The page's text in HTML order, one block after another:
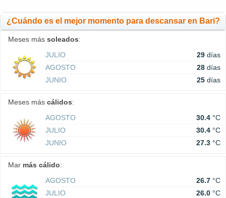
¿Cuándo es el mejor momento para descansar en Bari?
Meses más soleados:
JULIO
29 días
AGOSTO
28 días
JUNIO
25 días
Meses más cálidos:
AGOSTO
30.4 °C
JULIO
30.4 °C
JUNIO
27.3 °C
Mar más cálido:
AGOSTO
26.7 °C
JULIO
26.0 °C